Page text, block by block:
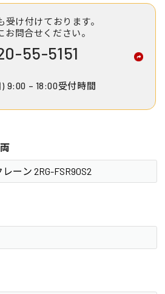
受け付けております。
お問合せください。
55-5151
9:00 – 18:00受付時間